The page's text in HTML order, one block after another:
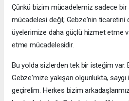
Çünkü bizim mücadelemiz sadece
mücadelesi değil; Gebze'nin ticaretini
üyelerimize daha güçlü hizmet etme
etme mücadelesidir.
Bu yolda sizlerden tek bir isteğim var.
Gebze'mize yakışan olgunlukta,
geçirelim. Herkes bizim